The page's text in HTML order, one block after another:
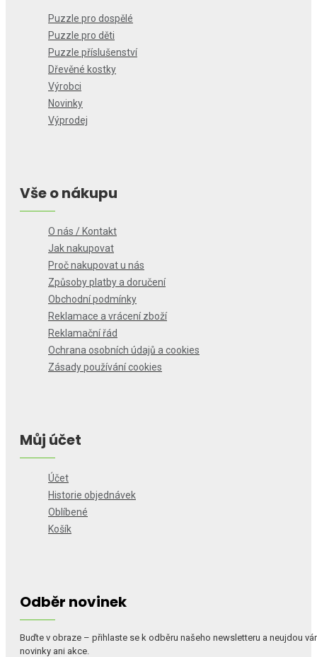
Puzzle pro dospělé
Puzzle pro děti
Puzzle příslušenství
Dřevěné kostky
Výrobci
Novinky
Výprodej
Vše o nákupu
O nás / Kontakt
Jak nakupovat
Proč nakupovat u nás
Způsoby platby a doručení
Obchodní podmínky
Reklamace a vrácení zboží
Reklamační řád
Ochrana osobních údajů a cookies
Zásady používání cookies
Můj účet
Účet
Historie objednávek
Oblíbené
Košík
Odběr novinek
Buďte v obraze – přihlaste se k odběru našeho newsletteru a neujdou
novinky ani akce.